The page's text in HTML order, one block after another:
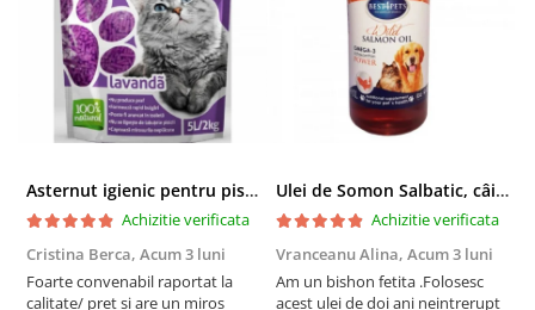
Asternut igienic pentru pisici Tofu Lavanda, Mon Petit 5 l
Achizitie verificata
Cristina Berca, Acum 3 luni
Foarte convenabil raportat la
calitate/ preț și are un miros
Ulei de Somon Salbatic, câini și pisici, piele si blană, BEST4PETS, 1l
Achizitie verificata
Vranceanu Alina, Acum 3 luni
Am un bishon fetita .Folosesc
acest ulei de doi ani neintrerupt